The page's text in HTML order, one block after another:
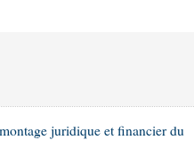
juridique et financier du